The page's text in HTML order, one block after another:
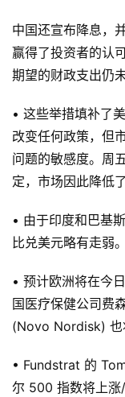
中国还宣布降息，
赢得了投资者的认
期望的财政支出仍未
• 这些举措填补了
改变任何政策，但
问题的敏感度。周
定，市场因此降低
• 由于印度和巴基
比兑美元略有走弱
• 预计欧洲将在今
国医疗保健公司费
(Novo Nordisk) 也
• Fundstrat 的
尔 500 指数将上涨/